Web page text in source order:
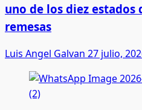
uno de los diez estados
remesas
Luis Angel Galvan 27 julio,